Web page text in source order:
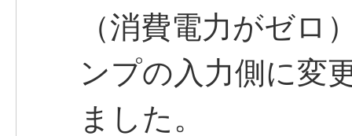
（消費電力がゼ
ンプの入力側に変
ました。